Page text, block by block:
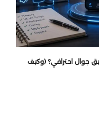
جوال احترافي؟ (وكيف